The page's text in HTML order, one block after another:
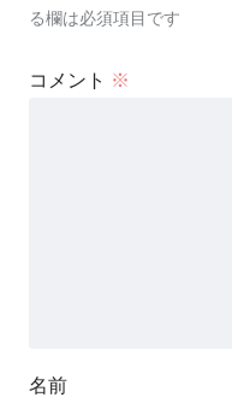
る欄は必須項目です
コメント ※
名前